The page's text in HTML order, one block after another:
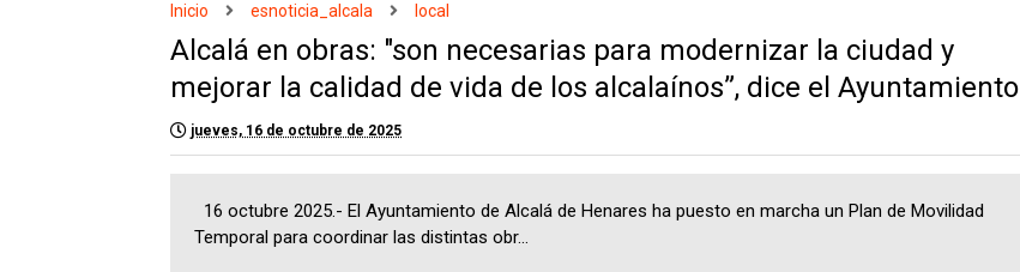
Inicio esnoticia_alcala local
Alcalá en obras: "son necesarias para modernizar la ciudad y
mejorar la calidad de vida de los alcalaínos”, dice el Ayuntamiento
jueves, 16 de octubre de 2025
16 octubre 2025.- El Ayuntamiento de Alcalá de Henares ha puesto en marcha un Plan de Movilidad
Temporal para coordinar las distintas obr...